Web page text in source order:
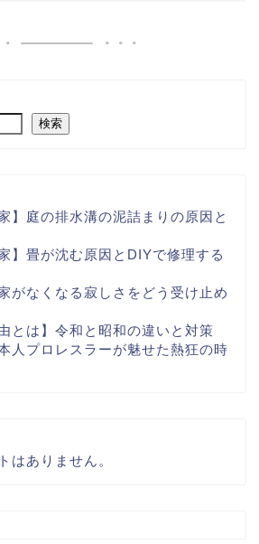
検索
】庭の排水溝の泥詰まりの原因と
】畳が沈む原因とDIYで修理する
がなくなる寂しさをどう受け止め
とは】令和と昭和の違いと対策
人プロレスラーが魅せた熱狂の時
はありません。